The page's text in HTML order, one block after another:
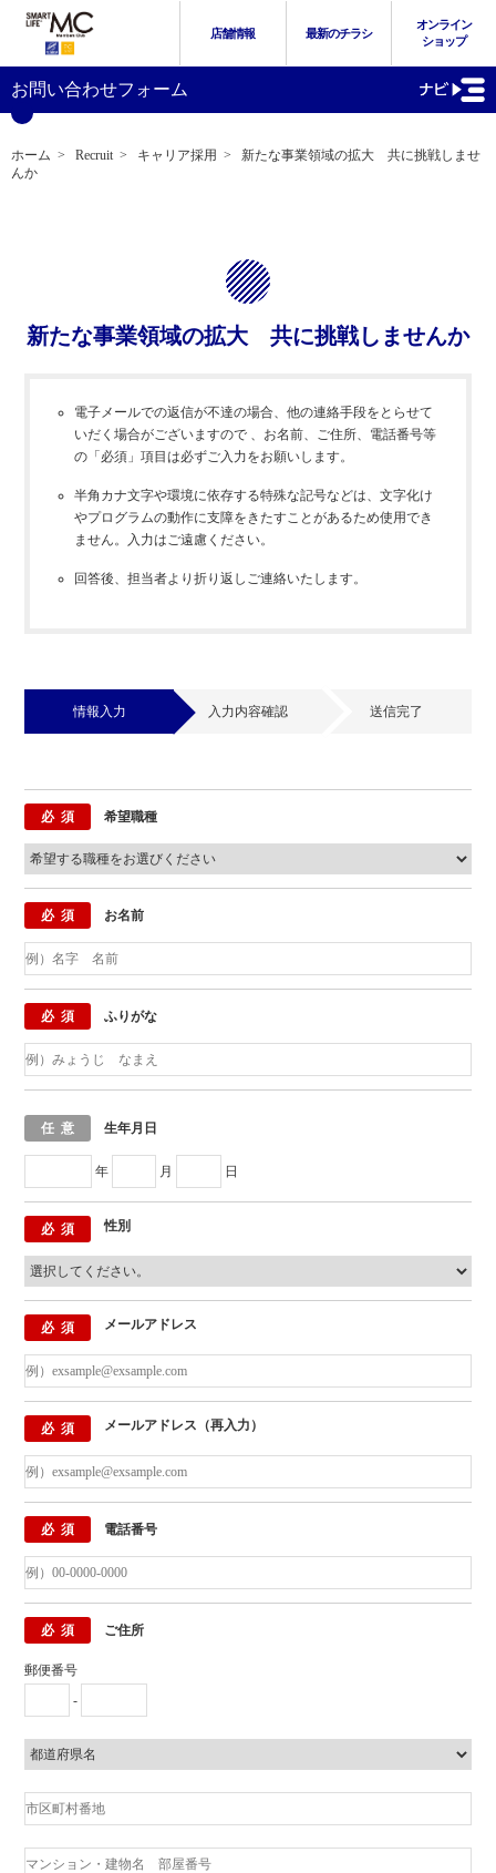
店舗情報 最新のチラシ
オンライン
ショップ
お問い合わせフォーム
ホーム > Recruit > キャリア採用 > 新たな事業領域の拡大 共に挑戦しませ
んか
新たな事業領域の拡大 共に挑戦しませんか
電子メールでの返信が不達の場合、他の連絡手段をとらせて
いだく場合がございますので 、お名前、ご住所、電話番号等
の「必須」項目は必ずご入力をお願いします。
半角カナ文字や環境に依存する特殊な記号などは、文字化け
やプログラムの動作に支障をきたすことがあるため使用でき
ません。入力はご遠慮ください。
回答後、担当者より折り返しご連絡いたします。
情報入力 入力内容確認 送信完了
必須 希望職種
必須 お名前
必須 ふりがな
任意 生年月日
年 月 日
必須 性別
必須 メールアドレス
必須 メールアドレス（再入力）
必須 電話番号
必須 ご住所
郵便番号
-